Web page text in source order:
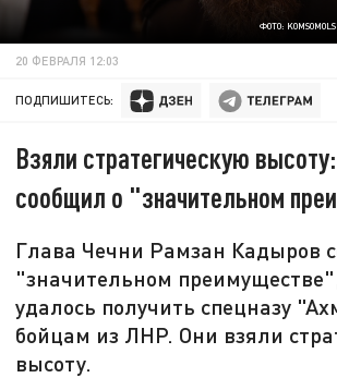
ФОТО:
20 ФЕВРАЛЯ 12:03
ПОДПИШИТЕСЬ:
Взяли стратегическую
сообщил о "значительном
Глава Чечни Рамзан Кадыров
"значительном
удалось получить спецназу
бойцам из ЛНР. Они взяли
высоту.